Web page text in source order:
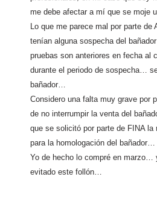
me debe afectar a mí que se moje
Lo que me parece mal por parte de
tenían alguna sospecha del
pruebas son anteriores en fecha al
durante el periodo de sospecha…
bañador…
Considero una falta muy grave por
de no interrumpir la venta del
que se solicitó por parte de FINA la
para la homologación del bañador…
Yo de hecho lo compré en marzo…
evitado este follón…